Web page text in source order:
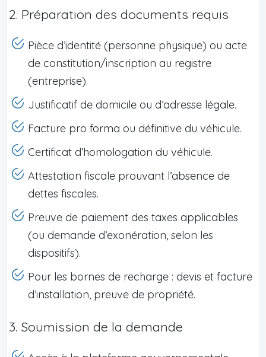
2. Préparation des documents requis
Pièce d’identité (personne physique) ou acte
de constitution/inscription au registre
(entreprise).
Justificatif de domicile ou d’adresse légale.
Facture pro forma ou définitive du véhicule.
Certificat d’homologation du véhicule.
Attestation fiscale prouvant l’absence de
dettes fiscales.
Preuve de paiement des taxes applicables
(ou demande d’exonération, selon les
dispositifs).
Pour les bornes de recharge : devis et facture
d’installation, preuve de propriété.
3. Soumission de la demande